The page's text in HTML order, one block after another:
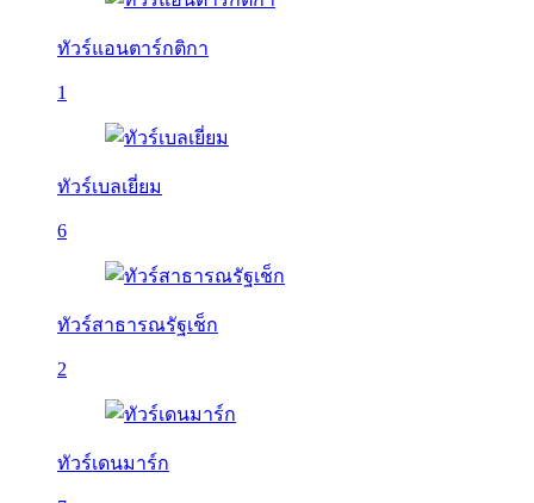
ทัวร์แอนตาร์กติกา
1
ทัวร์เบลเยี่ยม
6
ทัวร์สาธารณรัฐเช็ก
2
ทัวร์เดนมาร์ก